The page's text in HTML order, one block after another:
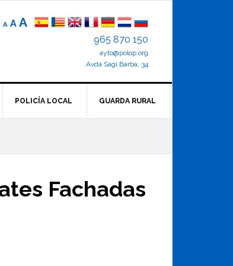
A
Reducir
elA Tamaño
AAumentar
de
letra
965 870 150
ayto@polop.org
Avda Sagi Barba, 34
POLICÍA LOCAL GUARDA RURAL
Fachadas